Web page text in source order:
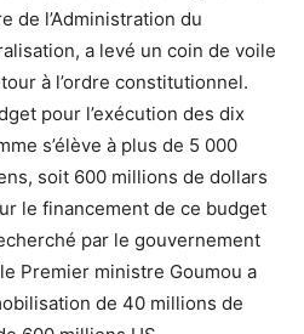
de l’Administration du
a levé un coin de voile
à l’ordre constitutionnel.
pour l’exécution des dix
s’élève à plus de 5 000
soit 600 millions de dollars
le financement de ce budget
par le gouvernement
Premier ministre Goumou a
de 40 millions de